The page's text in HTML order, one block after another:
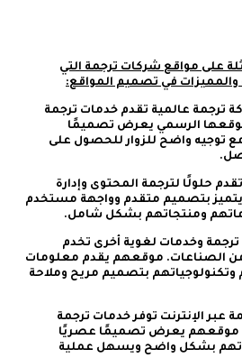
على مواقع شركات ترجمة التي
في تصميم المواقع:
ترجمة عالمية تقدم خدمات ترجمة
الرسمي يعرض تصميمًا
توجيه واضح للزوار للحصول على
حلولًا لترجمة المحتوى وإدارة
بتصميم متقدم وواجهة مستخدم
ومنتجاتهم بشكل شامل.
وخدمات لغوية أخرى تخدم
الصناعات. موقعهم يقدم معلومات
وتكنولوجياتهم بتصميم مريح وملاحة
عبر الإنترنت توفر خدمات ترجمة
موقعهم يعرض تصميمًا عصريًا
بشكل واضح ويسهل عملية